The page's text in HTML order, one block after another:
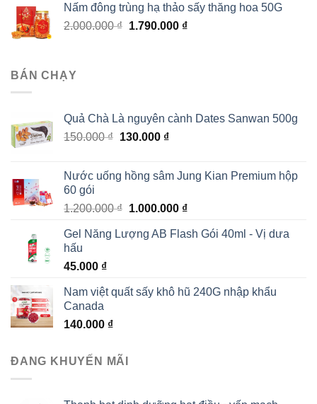
Nấm đông trùng hạ thảo sấy thăng hoa 50G
2.000.000₫ Giá
1.790.000 ₫Giá
BÁN CHẠY
Quả Chà Là nguyên cành Dates Sanwan 500g
150.000₫ Giá
150.000 ₫.
130.000 ₫Giá
là:
Nước uống hồng sâm Jung Kian Premium hộp
60 gói
1.200.000₫ Giá
là:
1.000.000 ₫Giá
tại
Gel Năng Lượng AB Flash Gói 40ml - Vị dưa
hấu
45.000 ₫
Nam việt quất sấy khô hũ 240G nhập khẩu
Canada
140.000 ₫
ĐANG KHUYẾN MÃI